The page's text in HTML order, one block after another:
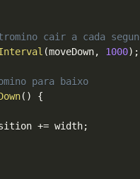
cair a cada
(moveDown, 1000) ;
para baixo
( )
{
+= width;